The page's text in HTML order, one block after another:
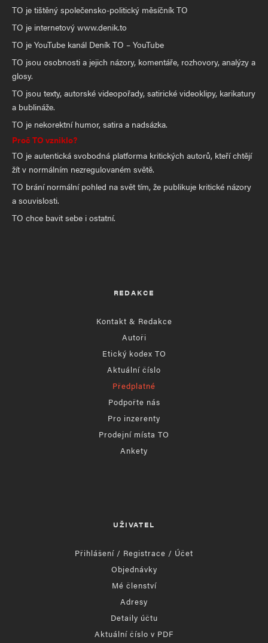
TO je tištěný společensko-politický měsíčník TO
TO je internetový www.denik.to
TO je YouTube kanál Deník TO – YouTube
TO jsou osobnosti a jejich názory, komentáře, rozhovory, analýzy a
glosy.
TO jsou texty, autorské videopořady, satirické videoklipy, karikatury
a bublináže.
TO je nekorektní humor, satira a nadsázka.
Proč TO vzniklo?
TO je autentická svobodná platforma kritických autorů, kteří chtějí
žít v normálním nezregulovaném světě.
TO brání normální pohled na svět tím, že publikuje kritické názory
a souvislosti.
TO chce bavit sebe i ostatní.
REDAKCE
Kontakt & Redakce
Autoři
Etický kodex TO
Aktuální číslo
Předplatné
Podpořte nás
Pro inzerenty
Prodejní místa TO
Ankety
UŽIVATEL
Přihlášení / Registrace / Účet
Objednávky
Mé členství
Adresy
Detaily účtu
Aktuální číslo v PDF